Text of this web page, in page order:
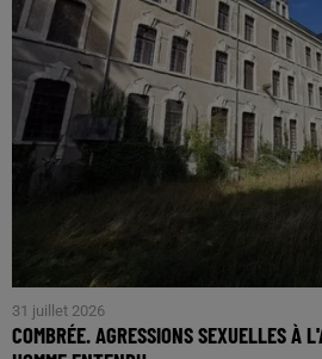
31 juillet 2026
COMBRÉE. AGRESSIONS SEXUELLES À